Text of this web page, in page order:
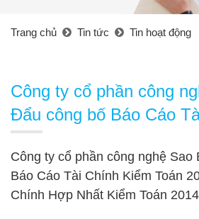
Trang chủ Tin tức Tin hoạt động
Công ty cổ phần công
Đẩu công bố Báo Cáo
Công ty cổ phần công nghệ Sao
Báo Cáo Tài Chính Kiểm Toán
Chính Hợp Nhất Kiểm Toán